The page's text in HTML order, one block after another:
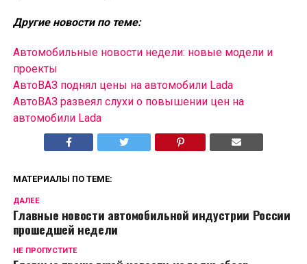
Другие новости по теме:
Автомобильные новости недели: новые модели и
проекты
АвтоВАЗ поднял цены на автомобили Lada
АвтоВАЗ развеял слухи о повышении цен на
автомобили Lada
МАТЕРИАЛЫ ПО ТЕМЕ:
ДАЛЕЕ
Главные новости автомобильной индустрии России
прошедшей недели
НЕ ПРОПУСТИТЕ